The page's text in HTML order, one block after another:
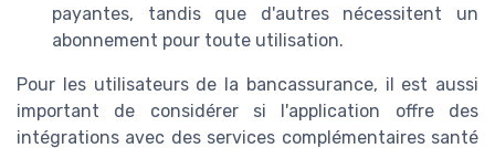
payantes, tandis que d'autres nécessitent un
abonnement pour toute utilisation.
Pour les utilisateurs de la bancassurance, il est aussi
important de considérer si l'application offre des
intégrations avec des services complémentaires santé